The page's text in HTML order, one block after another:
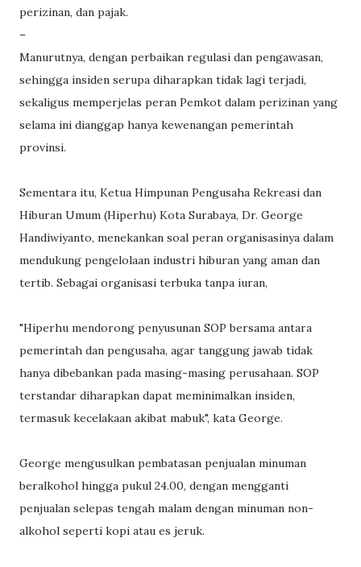
perizinan, dan pajak.
–
Manurutnya, dengan perbaikan regulasi dan pengawasan,
sehingga insiden serupa diharapkan tidak lagi terjadi,
sekaligus memperjelas peran Pemkot dalam perizinan yang
selama ini dianggap hanya kewenangan pemerintah
provinsi.
Sementara itu, Ketua Himpunan Pengusaha Rekreasi dan
Hiburan Umum (Hiperhu) Kota Surabaya, Dr. George
Handiwiyanto, menekankan soal peran organisasinya dalam
mendukung pengelolaan industri hiburan yang aman dan
tertib. Sebagai organisasi terbuka tanpa iuran,
"Hiperhu mendorong penyusunan SOP bersama antara
pemerintah dan pengusaha, agar tanggung jawab tidak
hanya dibebankan pada masing-masing perusahaan. SOP
terstandar diharapkan dapat meminimalkan insiden,
termasuk kecelakaan akibat mabuk", kata George.
George mengusulkan pembatasan penjualan minuman
beralkohol hingga pukul 24.00, dengan mengganti
penjualan selepas tengah malam dengan minuman non-
alkohol seperti kopi atau es jeruk.